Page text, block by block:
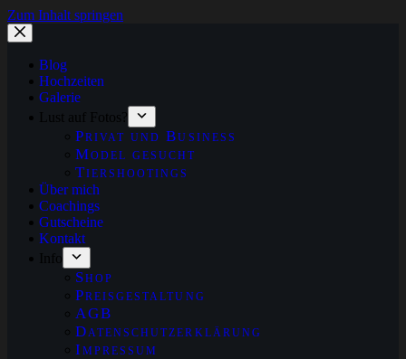
Zum Inhalt springen
Blog
Hochzeiten
Galerie
Lust auf Fotos?
Privat und Business
Model gesucht
Tiershootings
Über mich
Coachings
Gutscheine
Kontakt
Info
Shop
Preisgestaltung
AGB
Datenschutzerklärung
Impressum